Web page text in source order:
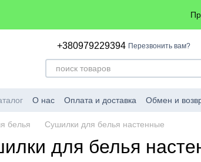
+380979229394 Перезвонить вам?
О нас Оплата и доставка Обмен и
белья Сушилки для белья настенные
для белья